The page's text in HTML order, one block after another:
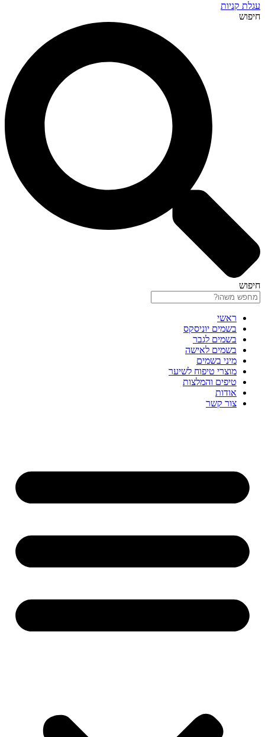
עגלת קניות
חיפוש
חיפוש
ראשי
בשמים יוניסקס
בשמים לגבר
בשמים לאישה
מיני בשמים
מוצרי טיפוח לשיער
טיפים והמלצות
אודות
צור קשר